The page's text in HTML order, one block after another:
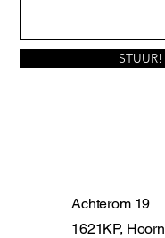
STUUR!
Achterom 19
1621KP, Hoorn